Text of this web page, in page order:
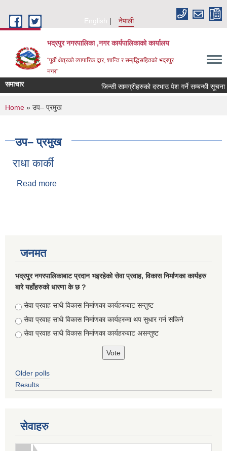
English
नेपाली
भद्रपुर नगरपालिका ,नगर कार्यपालिकाको कार्यालय
"पूर्वी क्षेत्रको व्यापारिक द्वार, शान्ति र सम्बृद्धिसहितको भद्रपुर
नगर"
समाचार जिन्सी सामग्रीहरुको दरभाउ पेश गर्ने सम्बन्धी सूचना
You are here
Home » उप– प्रमुख
उप– प्रमुख
राधा कार्की
Read more
जनमत
भद्रपुर नगरपालिकाबाट प्रदान भइरहेको सेवा प्रवाह, विकास निर्माणका कार्यहरु
बारे यहाँहरुको धारणा के छ ?
Choices
सेवा प्रवाह साथै विकास निर्माणका कार्यहरुबाट सन्तुष्ट
सेवा प्रवाह साथै विकास निर्माणका कार्यहरुमा थप सुधार गर्न सकिने
सेवा प्रवाह साथै विकास निर्माणका कार्यहरुबाट असन्तुष्ट
Older polls
Results
सेवाहरु